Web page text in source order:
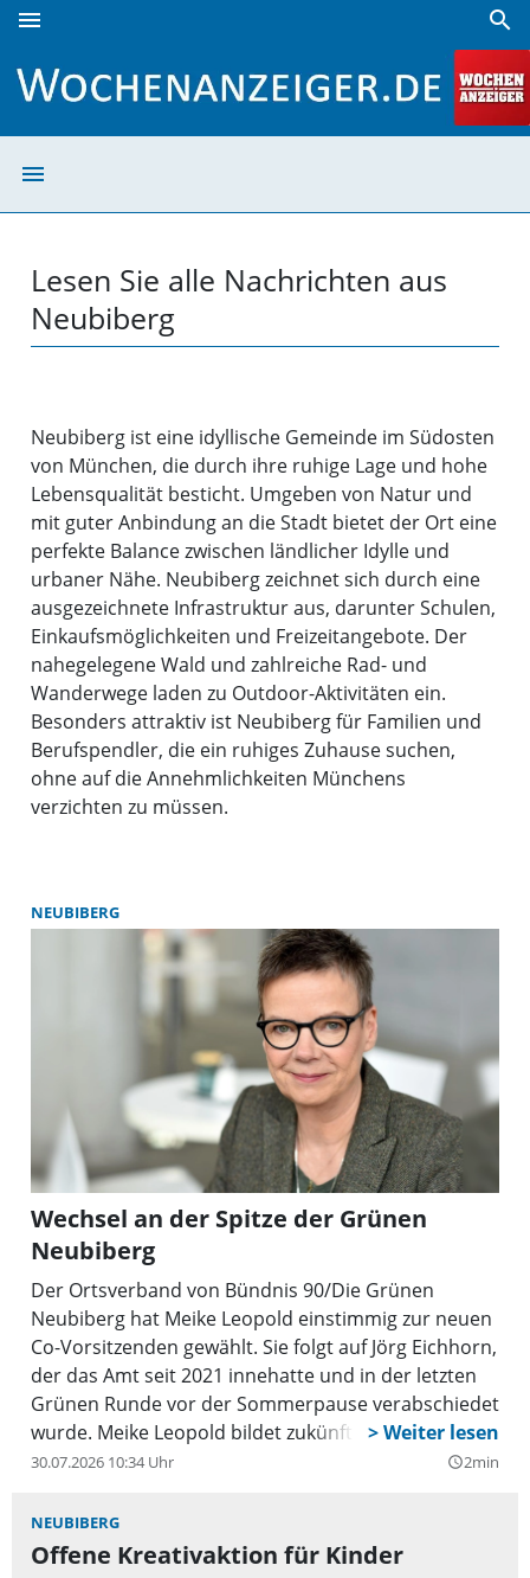
menu search
menu
Lesen Sie alle Nachrichten aus
Neubiberg
Neubiberg ist eine idyllische Gemeinde im Südosten
von München, die durch ihre ruhige Lage und hohe
Lebensqualität besticht. Umgeben von Natur und
mit guter Anbindung an die Stadt bietet der Ort eine
perfekte Balance zwischen ländlicher Idylle und
urbaner Nähe. Neubiberg zeichnet sich durch eine
ausgezeichnete Infrastruktur aus, darunter Schulen,
Einkaufsmöglichkeiten und Freizeitangebote. Der
nahegelegene Wald und zahlreiche Rad- und
Wanderwege laden zu Outdoor-Aktivitäten ein.
Besonders attraktiv ist Neubiberg für Familien und
Berufspendler, die ein ruhiges Zuhause suchen,
ohne auf die Annehmlichkeiten Münchens
verzichten zu müssen.
NEUBIBERG
Wechsel an der Spitze der Grünen
Neubiberg
Der Ortsverband von Bündnis 90/Die Grünen
Neubiberg hat Meike Leopold einstimmig zur neuen
Co-Vorsitzenden gewählt. Sie folgt auf Jörg Eichhorn,
der das Amt seit 2021 innehatte und in der letzten
Grünen Runde vor der Sommerpause verabschiedet
wurde. Meike Leopold bildet zukünftig gemeinsam
mit Carola Grimminger die Doppelspitze des
bisherigen Besetzung im Amt.
30.07.2026 10:34 Uhr query_builder2min
NEUBIBERG
Offene Kreativaktion für Kinder